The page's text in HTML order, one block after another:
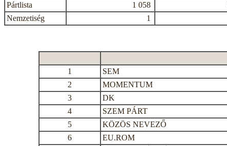
Pártlista
1 058
Nemzetiség
1
1
SEM
2
MOMENTUM
3
DK
4
SZEM PÁRT
5
KÖZÖS NEVEZŐ
6
EU.ROM